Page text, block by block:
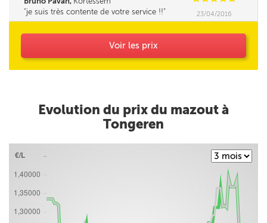
je suis très contente de votre service !!
23/04/2016
Voir les prix
Evolution du prix du mazout à
Tongeren